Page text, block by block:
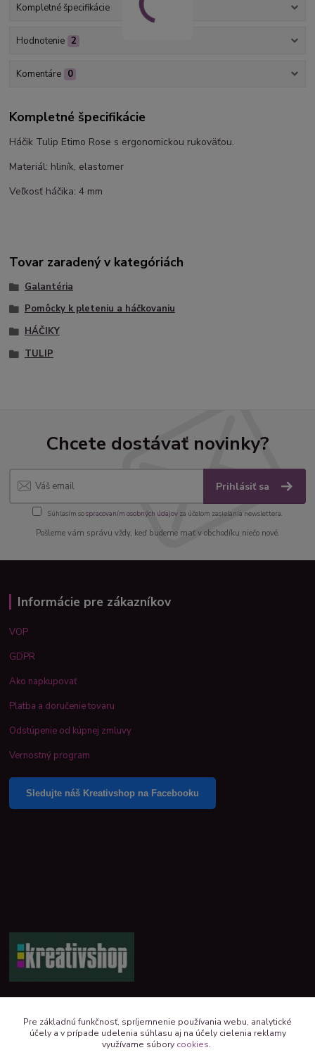
Kompletné špecifikácie
Hodnotenie 2
Komentáre 0
Kompletné špecifikácie
Háčik Tulip Etimo Rose s ergonomickou rukoväťou.
Materiál: hliník, elastomer
Veľkosť háčika: 4 mm
Tovar zaradený v kategóriách
Galantéria
Pomôcky k pleteniu a háčkovaniu
HÁČIKY
TULIP
Chcete dostávať novinky?
Prihlásiť sa
Súhlasím sospracovaním osobných údajov za účelom zasielania newslettera.
Pošleme vám správu vždy, keď budeme mať v obchodíku niečo nové.
Informácie pre zákazníkov
VOP
GDPR
Ako napkupovať
Platba a doručenie tovaru
Odstúpenie od kúpnej zmluvy
Vernostný program
Sledujte náš Kreativshop na Facebooku
kreativshop@kreativshop.sk
Pre základnú funkčnosť, spríjemnenie používania webu, analytické
účely a v prípade udelenia súhlasu aj na účely cielenia reklamy
využívame súbory cookies.